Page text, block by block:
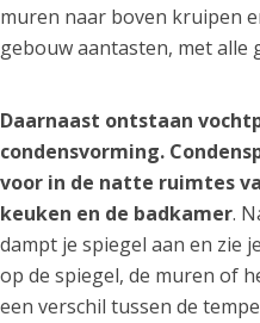
muren naar boven kruipen
gebouw aantasten, met alle
Daarnaast ontstaan
condensvorming.
voor in de natte ruimtes
keuken en de badkamer.
dampt je spiegel aan en zie
op de spiegel, de muren of
een verschil tussen de